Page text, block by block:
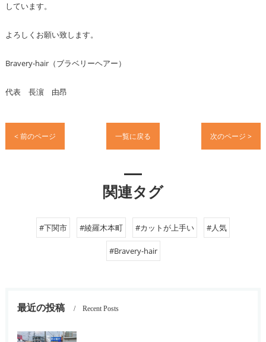
しています。
よろしくお願い致します。
Bravery-hair（ブラベリーヘアー）
代表 長濵 由昂
< 前のページ 一覧に戻る 次のページ >
関連タグ
#下関市 #綾羅木本町 #カットが上手い #人気
#Bravery-hair
最近の投稿 Recent Posts